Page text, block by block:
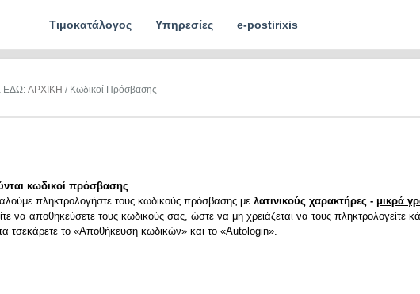
Τιμοκατάλογος Υπηρεσίες e-postirixis
ΕΔΩ:ΑΡΧΙΚΗ / Κωδικοί Πρόσβασης
κωδικοί πρόσβασης
πληκτρολογήστε τους κωδικούς πρόσβασης με λατινικούς χαρακτήρες - μικρά
να αποθηκεύσετε τους κωδικούς σας, ώστε να μη χρειάζεται να τους πληκτρολογείτε
τσεκάρετε το «Αποθήκευση κωδικών» και το «Autologin».